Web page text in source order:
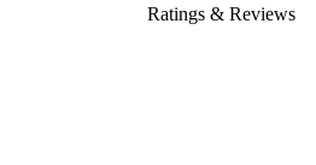
Ratings & Reviews